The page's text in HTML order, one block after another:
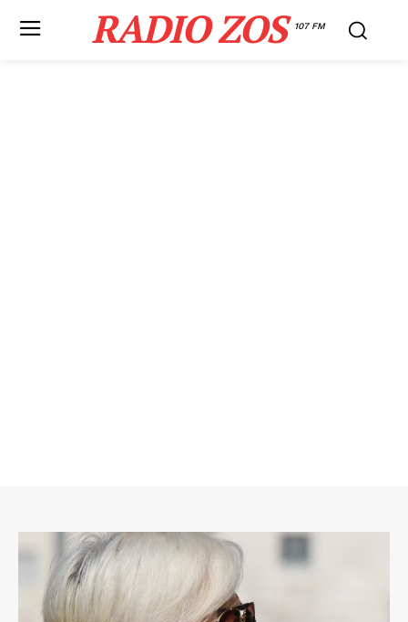
RADIO ZOS 107 FM